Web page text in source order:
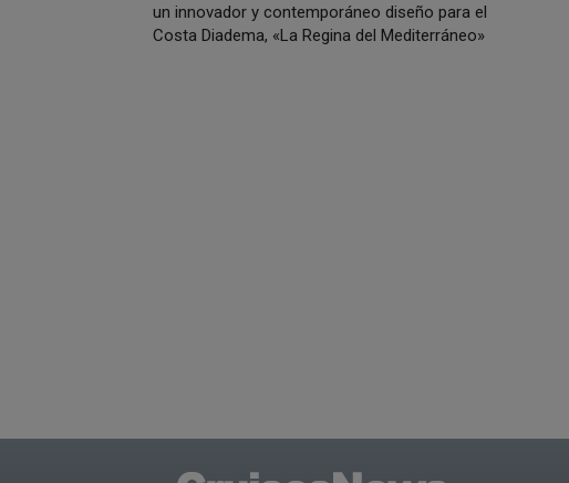
un innovador y contemporáneo diseño para el
Costa Diadema, «La Regina del Mediterráneo»